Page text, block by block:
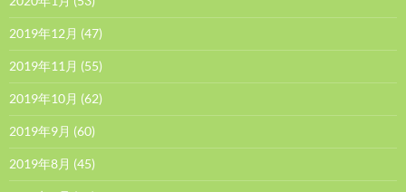
2019年12月 (47)
2019年11月 (55)
2019年10月 (62)
2019年9月 (60)
2019年8月 (45)